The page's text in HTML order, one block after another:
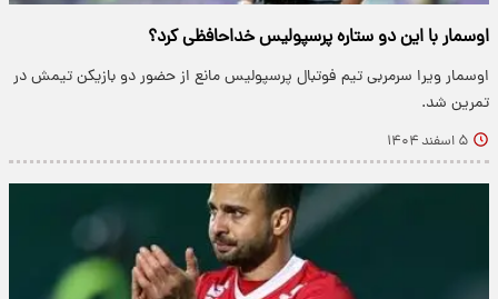
اوسمار با این دو ستاره پرسپولیس خداحافظی کرد؟
اوسمار ویرا سرمربی تیم فوتبال پرسپولیس مانع از حضور دو بازیکن تیمش در
تمرین شد.
۵ اسفند ۱۴۰۴